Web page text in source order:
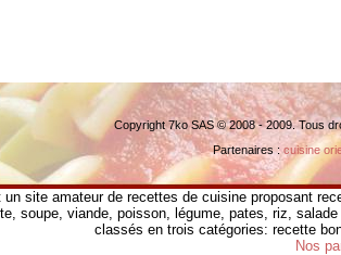
Copyright 7ko SAS © 2008 - 2009. Tous
Partenaires :cuisine
site amateur de recettes de cuisine proposant
soupe, viande, poisson, légume, pates, riz,
classés en trois catégories: recette
Nos